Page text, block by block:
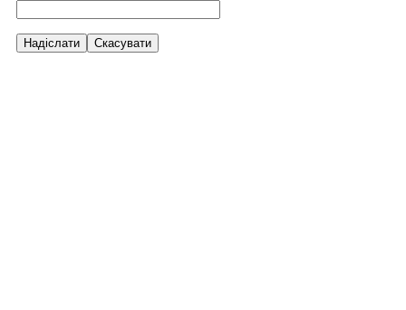
Надіслати Скасувати